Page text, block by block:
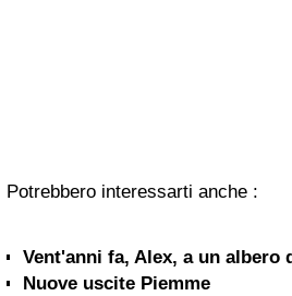
Potrebbero interessarti anche :
Vent'anni fa, Alex, a un albero
Nuove uscite Piemme